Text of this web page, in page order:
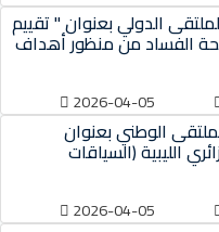
الدولي بعنوان " تقييم
الفساد من منظور أهداف
2026-04-05
الوطني بعنوان
الليبية (السياقات
2026-04-05